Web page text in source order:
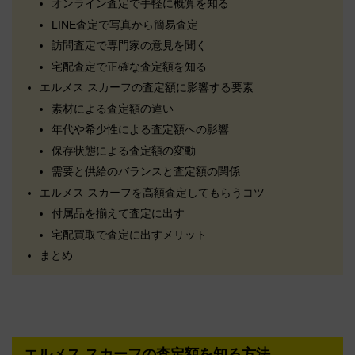
オンライン査定で手軽に概算を知る
LINE査定で写真から簡易査定
訪問査定で専門家の意見を聞く
宅配査定で正確な査定額を知る
エルメス スカーフの査定額に影響する要素
素材による査定額の違い
年代や希少性による査定額への影響
保存状態による査定額の変動
需要と供給のバランスと査定額の関係
エルメス スカーフを高額査定してもらうコツ
付属品を揃えて査定に出す
宅配買取で査定に出すメリット
まとめ